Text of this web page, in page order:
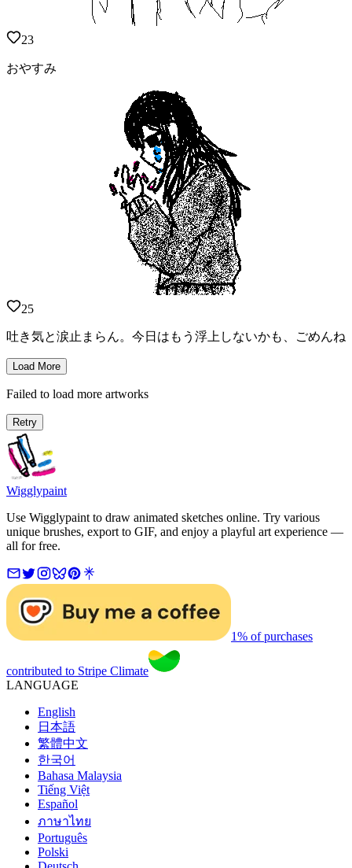
23
おやすみ
25
吐き気と涙止まらん。今日はもう浮上しないかも、ごめんね
Load More
Failed to load more artworks
Retry
Wigglypaint
Use Wigglypaint to draw animated sketches online. Try various
unique brushes, export to GIF, and enjoy a playful art experience —
all for free.
1% of purchases
contributed to Stripe Climate
LANGUAGE
English
日本語
繁體中文
한국어
Bahasa Malaysia
Tiếng Việt
Español
ภาษาไทย
Português
Polski